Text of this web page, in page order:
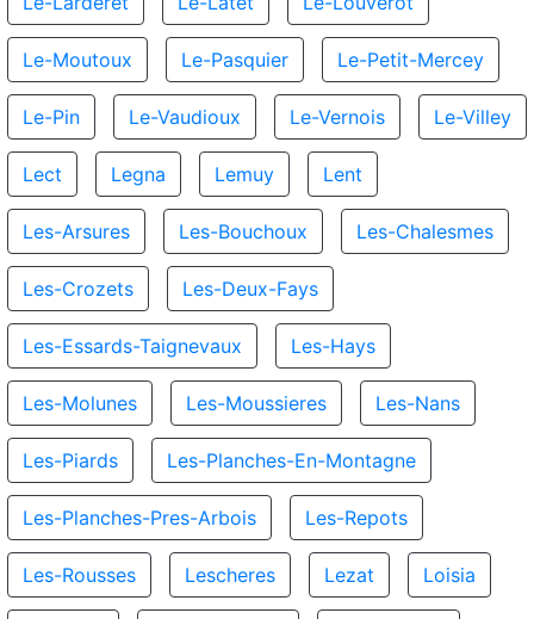
Le-Moutoux Le-Pasquier Le-Petit-Mercey
Le-Pin Le-Vaudioux Le-Vernois Le-Villey
Lect Legna Lemuy Lent
Les-Arsures Les-Bouchoux Les-Chalesmes
Les-Crozets Les-Deux-Fays
Les-Essards-Taignevaux Les-Hays
Les-Molunes Les-Moussieres Les-Nans
Les-Piards Les-Planches-En-Montagne
Les-Planches-Pres-Arbois Les-Repots
Les-Rousses Lescheres Lezat Loisia